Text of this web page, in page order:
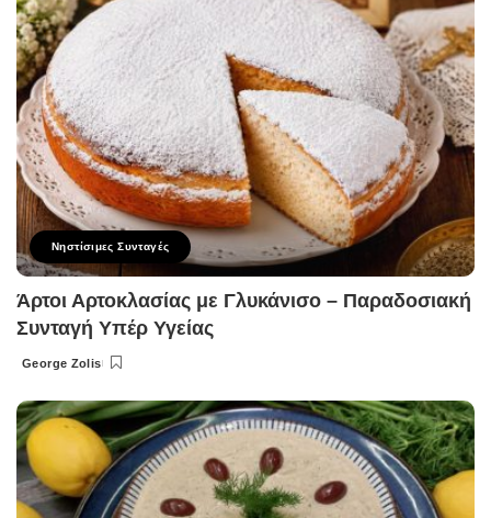
Νηστίσιμες Συνταγές
Άρτοι Αρτοκλασίας με Γλυκάνισο – Παραδοσιακή
Συνταγή Υπέρ Υγείας
Posted
George Zolis